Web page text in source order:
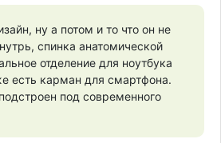
ну а потом и то что он не
спинка анатомической
отделение для ноутбука
есть карман для смартфона.
под современного